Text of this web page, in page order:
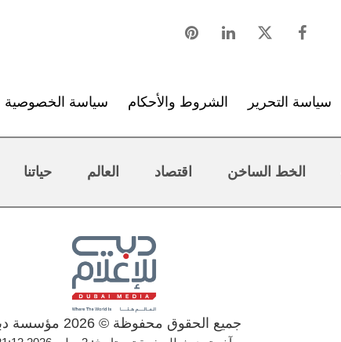
سياسة التحرير الشروط والأحكام سياسة الخصوصية
الخط الساخن اقتصاد العالم حياتنا
جميع الحقوق محفوظة © 2026 مؤسسة دبي